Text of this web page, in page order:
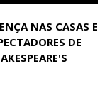
NAS CASAS E
DE